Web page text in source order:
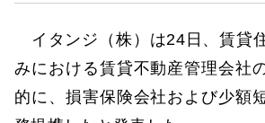
イタンジ（株）は24日、賃貸
みにおける賃貸不動産管理会社
的に、損害保険会社および少額